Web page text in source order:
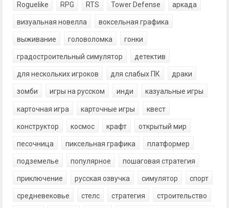
Roguelike RPG RTS Tower Defense аркада
визуальная новелла воксельная графика
выживание головоломка гонки
градостроительный симулятор детектив
для нескольких игроков для слабых ПК драки
зомби игры на русском инди казуальные игры
карточная игра карточные игры квест
конструктор космос крафт открытый мир
песочница пиксельная графика платформер
подземелье популярное пошаговая стратегия
приключение русская озвучка симулятор спорт
средневековье стелс стратегия строительство